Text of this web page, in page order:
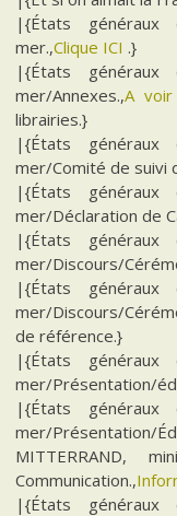
|{États généraux
mer.,Clique ICI .}
|{États généraux
mer/Annexes.,A voir
librairies.}
|{États généraux
mer/Comité de suivi
|{États généraux
mer/Déclaration de
|{États généraux
mer/Discours/
|{États généraux
mer/Discours/
de référence.}
|{États généraux
mer/Présentation/
|{États généraux
mer/
Communication.,
|{États généraux